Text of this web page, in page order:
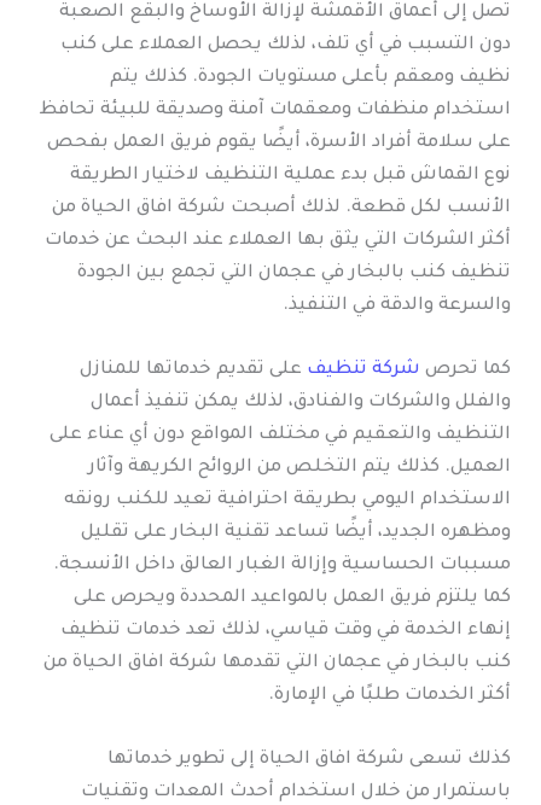
تصل إلى أعماق الأقمشة لإزالة الأوساخ والبقع الصعبة
دون التسبب في أي تلف، لذلك يحصل العملاء على كنب
نظيف ومعقم بأعلى مستويات الجودة. كذلك يتم
استخدام منظفات ومعقمات آمنة وصديقة للبيئة تحافظ
على سلامة أفراد الأسرة، أيضًا يقوم فريق العمل بفحص
نوع القماش قبل بدء عملية التنظيف لاختيار الطريقة
الأنسب لكل قطعة. لذلك أصبحت شركة افاق الحياة من
أكثر الشركات التي يثق بها العملاء عند البحث عن خدمات
تنظيف كنب بالبخار في عجمان التي تجمع بين الجودة
والسرعة والدقة في التنفيذ.
كما تحرص شركة تنظيف على تقديم خدماتها للمنازل
والفلل والشركات والفنادق، لذلك يمكن تنفيذ أعمال
التنظيف والتعقيم في مختلف المواقع دون أي عناء على
العميل. كذلك يتم التخلص من الروائح الكريهة وآثار
الاستخدام اليومي بطريقة احترافية تعيد للكنب رونقه
ومظهره الجديد، أيضًا تساعد تقنية البخار على تقليل
مسببات الحساسية وإزالة الغبار العالق داخل الأنسجة.
كما يلتزم فريق العمل بالمواعيد المحددة ويحرص على
إنهاء الخدمة في وقت قياسي، لذلك تعد خدمات تنظيف
كنب بالبخار في عجمان التي تقدمها شركة افاق الحياة من
أكثر الخدمات طلبًا في الإمارة.
كذلك تسعى شركة افاق الحياة إلى تطوير خدماتها
باستمرار من خلال استخدام أحدث المعدات وتقنيات